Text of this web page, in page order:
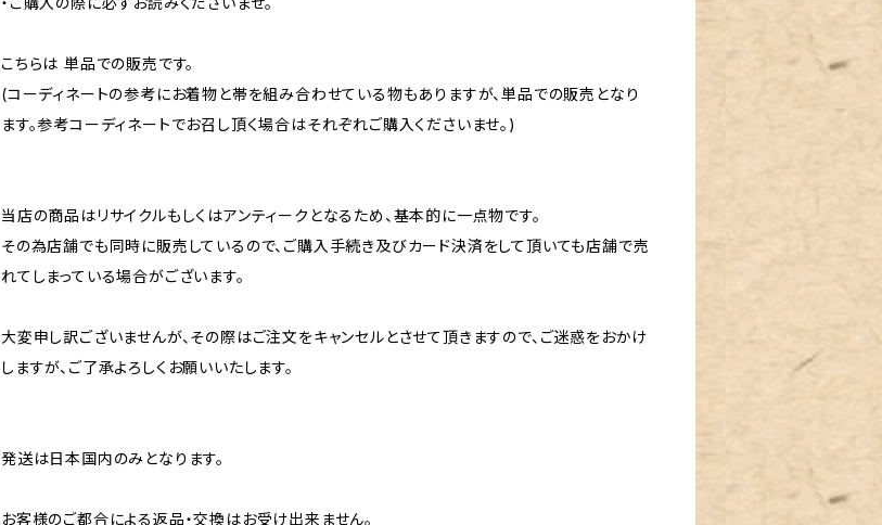
こちらは 単品での販売です。
(コーディネートの参考にお着物と帯を組み合わせている物もありますが、単品での販売となり
ます。参考コーディネートでお召し頂く場合はそれぞれご購入くださいませ。)
当店の商品はリサイクルもしくはアンティークとなるため、基本的に一点物です。
その為店舗でも同時に販売しているので、ご購入手続き及びカード決済をして頂いても店舗で売
れてしまっている場合がございます。
大変申し訳ございませんが、その際はご注文をキャンセルとさせて頂きますので、ご迷惑をおかけ
しますが、ご了承よろしくお願いいたします。
発送は日本国内のみとなります。
お客様のご都合による返品・交換はお受け出来ません。